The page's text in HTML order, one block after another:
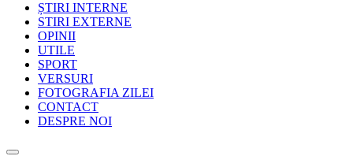
ȘTIRI INTERNE
STIRI EXTERNE
OPINII
UTILE
SPORT
VERSURI
FOTOGRAFIA ZILEI
CONTACT
DESPRE NOI